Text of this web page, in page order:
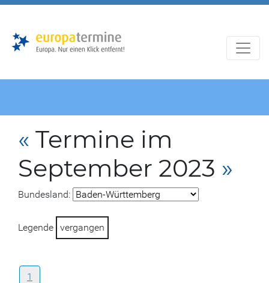
« Termine im
September 2023 »
Bundesland:
Legende vergangen
1